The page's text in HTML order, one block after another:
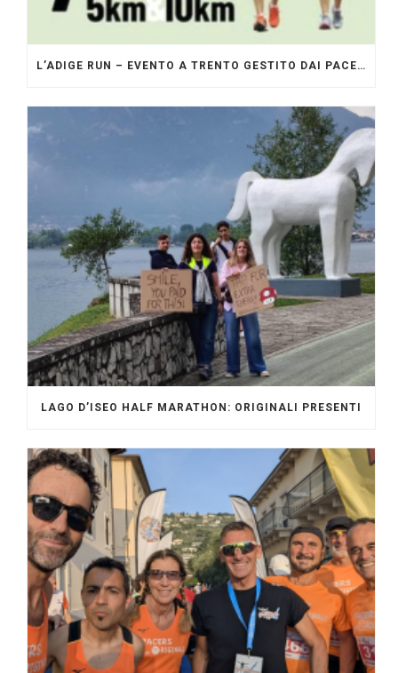
L’ADIGE RUN – EVENTO A TRENTO GESTITO DAI PACERS GLI ORIGINALI
LAGO D’ISEO HALF MARATHON: ORIGINALI PRESENTI